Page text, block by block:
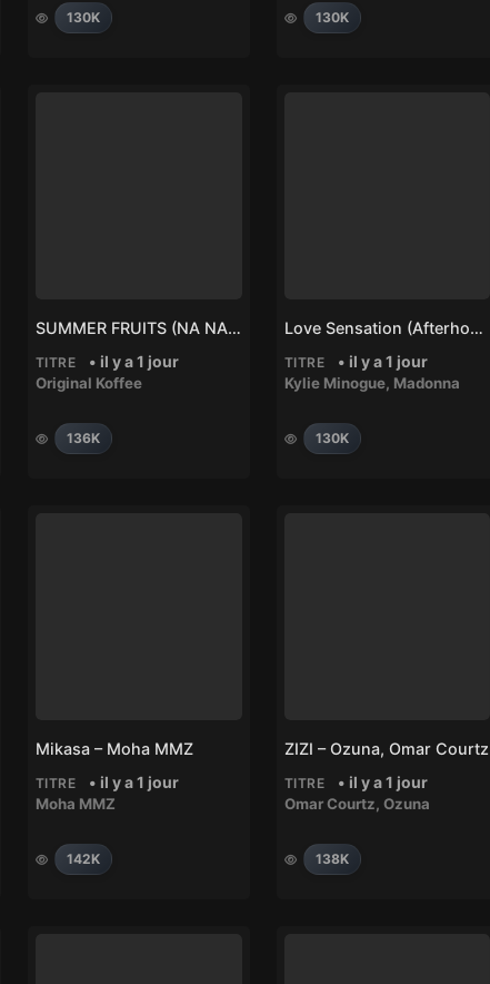
130K 130K
SUMMER FRUITS (NA NA) – Original Koffee
TITRE • il y a 1 jour
Original Koffee
136K
Love Sensation (Afterhours Mix) – Madonna, Kylie Minogue
TITRE • il y a 1 jour
Kylie Minogue, Madonna
130K
Mikasa – Moha MMZ
TITRE • il y a 1 jour
Moha MMZ
142K
ZIZI – Ozuna, Omar Courtz
TITRE • il y a 1 jour
Omar Courtz, Ozuna
138K